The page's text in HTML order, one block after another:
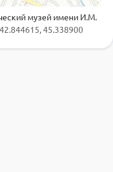
музей имени И.М.
45.338900